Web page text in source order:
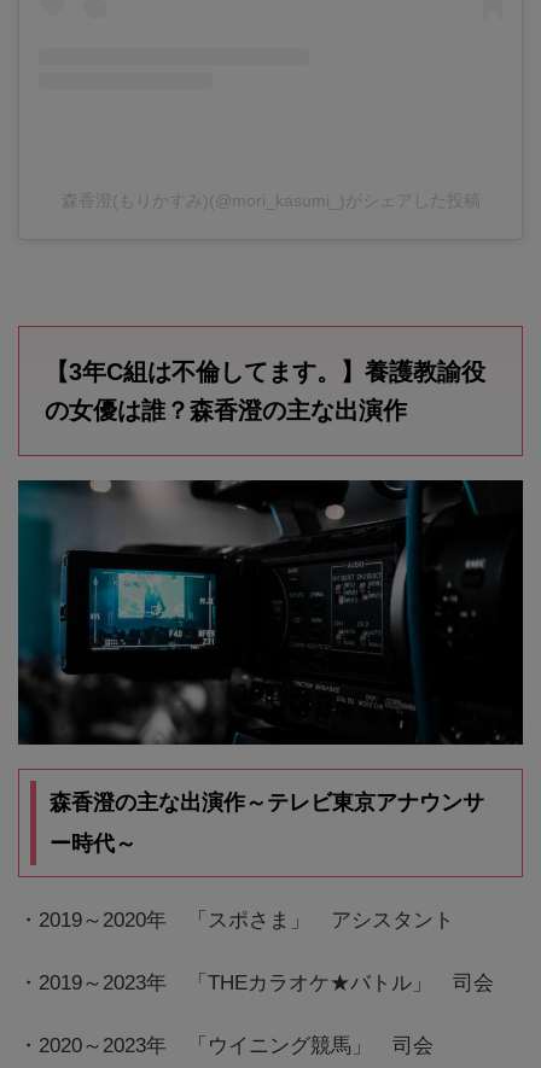
森香澄(もりかすみ)(@mori_kasumi_)がシェアした投稿
【3年C組は不倫してます。】養護教諭役
の女優は誰？森香澄の主な出演作
森香澄の主な出演作～テレビ東京アナウンサ
ー時代～
・2019～2020年 「スポさま」 アシスタント
・2019～2023年 「THEカラオケ★バトル」 司会
・2020～2023年 「ウイニング競馬」 司会